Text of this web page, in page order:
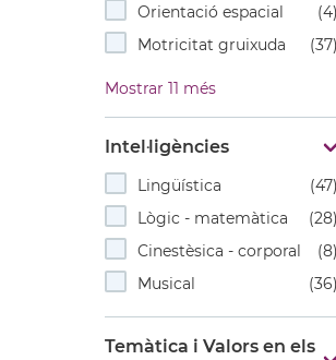
Orientació espacial
(4)
Motricitat gruixuda
(37)
Mostrar 11 més
Intel·ligències
Lingüística
(47)
Lògic - matemàtica
(28)
Cinestèsica - corporal
(8)
Musical
(36)
Temàtica i Valors en els